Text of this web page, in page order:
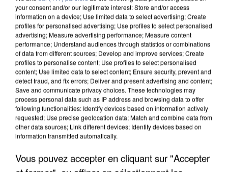
L’UN DES FONDATEURS SUPPOSÉS DE LA DZ
MAFIA INTERPELLÉ EN ALGÉRIE
your consent and/or our legitimate interest: Store and/or access
information on a device; Use limited data to select advertising; Create
profiles for personalised advertising; Use profiles to select personalised
advertising; Measure advertising performance; Measure content
performance; Understand audiences through statistics or combinations
of data from different sources; Develop and improve services; Create
profiles to personalise content; Use profiles to select personalised
content; Use limited data to select content; Ensure security, prevent and
detect fraud, and fix errors; Deliver and present advertising and content;
Save and communicate privacy choices. These technologies may
process personal data such as IP address and browsing data to offer
following functionalities: Identify devices based on information actively
requested; Use precise geolocation data; Match and combine data from
other data sources; Link different devices; Identify devices based on
information transmitted automatically.
Vous pouvez accepter en cliquant sur "Accepter